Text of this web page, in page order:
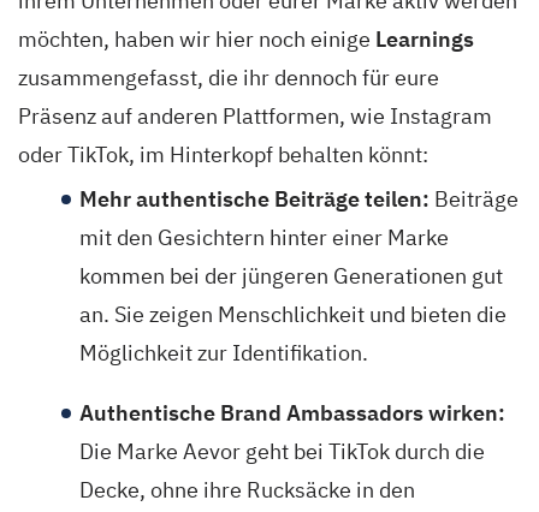
möchten, haben wir hier noch einige Learnings
zusammengefasst, die ihr dennoch für eure
Präsenz auf anderen Plattformen, wie Instagram
oder TikTok, im Hinterkopf behalten könnt:
Mehr authentische Beiträge teilen: Beiträge
mit den Gesichtern hinter einer Marke
kommen bei der jüngeren Generationen gut
an. Sie zeigen Menschlichkeit und bieten die
Möglichkeit zur Identifikation.
Authentische Brand Ambassadors wirken:
Die Marke Aevor geht bei TikTok durch die
Decke, ohne ihre Rucksäcke in den